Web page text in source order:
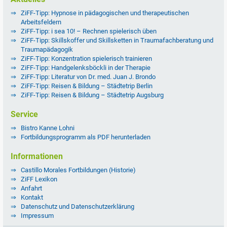
ZiFF-Tipp: Hypnose in pädagogischen und therapeutischen
Arbeitsfeldern
ZiFF-Tipp: i sea 10! – Rechnen spielerisch üben
ZiFF-Tipp: Skillskoffer und Skillsketten in Traumafachberatung und
Traumapädagogik
ZiFF-Tipp: Konzentration spielerisch trainieren
ZiFF-Tipp: Handgelenksböckli in der Therapie
ZiFF-Tipp: Literatur von Dr. med. Juan J. Brondo
ZiFF-Tipp: Reisen & Bildung – Städtetrip Berlin
ZiFF-Tipp: Reisen & Bildung – Städtetrip Augsburg
Service
Bistro Kanne Lohni
Fortbildungsprogramm als PDF herunterladen
Informationen
Castillo Morales Fortbildungen (Historie)
ZiFF Lexikon
Anfahrt
Kontakt
Datenschutz und Datenschutzerklärung
Impressum